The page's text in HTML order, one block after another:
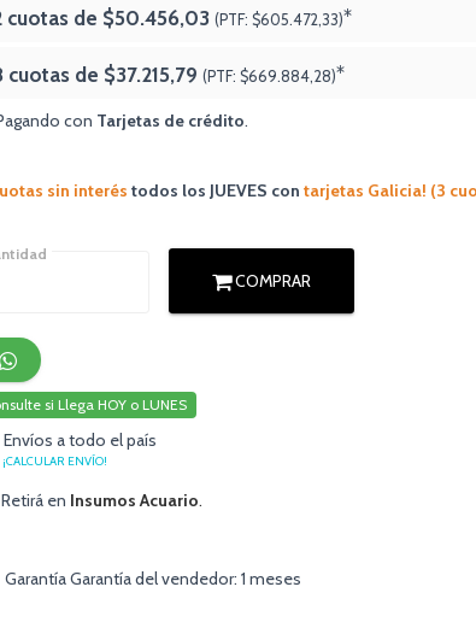
cuotas de $50.456,03 (PTF: $605.472,33)*
cuotas de $37.215,79 (PTF: $669.884,28)*
con Tarjetas de crédito.
sin interés todos los JUEVES con tarjetas Galicia! (3
COMPRAR
si Llega HOY o LUNES
Envíos a todo el país
¡CALCULAR ENVÍO!
Retirá en Insumos Acuario.
Garantía Garantía del vendedor: 1 meses